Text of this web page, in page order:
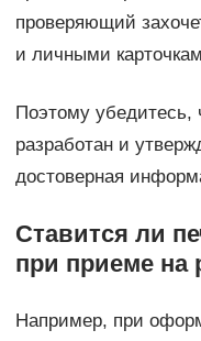
проверяющий
и личными
Поэтому убедитесь,
разработан и
достоверная
Ставится ли
при приеме на
Например, при